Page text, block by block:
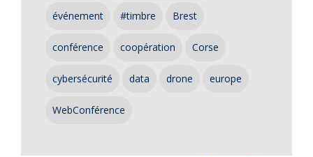
événement #timbre Brest
conférence coopération Corse
cybersécurité data drone europe
WebConférence